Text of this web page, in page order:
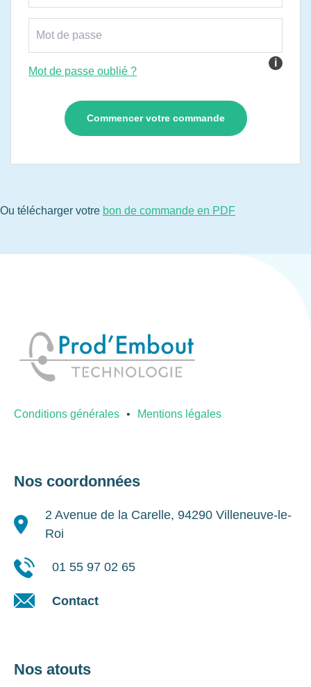
i
Mot de passe oublié ?
Ou télécharger votre bon de commande en PDF
Conditions générales Mentions légales
Nos coordonnées
2 Avenue de la Carelle, 94290 Villeneuve-le-
Roi
01 55 97 02 65
Contact
Nos atouts